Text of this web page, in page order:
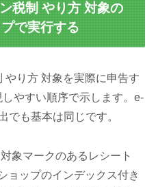
税制 やり方 対象の
で実行する
やり方 対象を実際に申告す
やすい順序で示します。e-
でも基本は同じです。
対象マークのあるレシート
ョップのインデックス付き